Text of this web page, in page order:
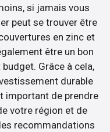
si jamais vous
peut se trouver être
en zinc et
être un bon
Grâce à cela,
durable
important de prendre
votre région et de
recommandations